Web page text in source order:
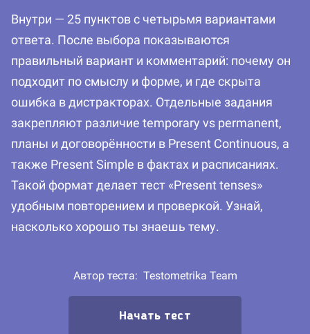
Внутри — 25 пунктов с четырьмя вариантами
ответа. После выбора показываются
правильный вариант и комментарий: почему он
подходит по смыслу и форме, и где скрыта
ошибка в дистракторах. Отдельные задания
закрепляют различие temporary vs permanent,
планы и договорённости в Present Continuous, а
также Present Simple в фактах и расписаниях.
Такой формат делает тест «Present tenses»
удобным повторением и проверкой. Узнай,
насколько хорошо ты знаешь тему.
Автор теста: Testometrika Team
Начать тест